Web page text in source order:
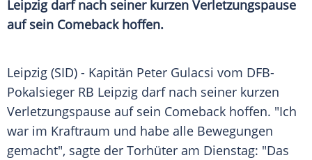
Leipzig darf nach seiner kurzen Verletzungspause
auf sein Comeback hoffen.
Leipzig (SID) - Kapitän Peter Gulacsi vom DFB-
Pokalsieger RB Leipzig darf nach seiner kurzen
Verletzungspause auf sein Comeback hoffen. "Ich
war im Kraftraum und habe alle Bewegungen
gemacht", sagte der Torhüter am Dienstag: "Das